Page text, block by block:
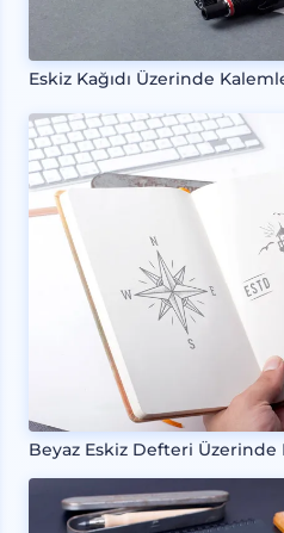
Eskiz Kağıdı Üzerinde
Beyaz Eskiz Defteri Üzerinde